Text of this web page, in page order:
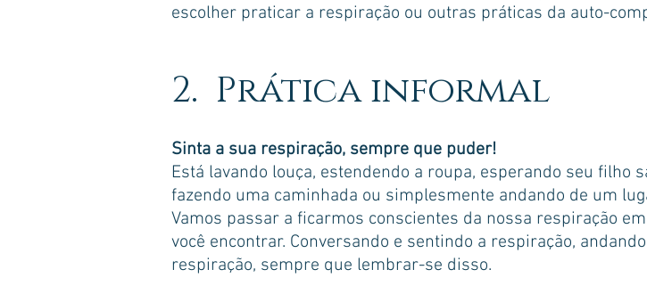
escolher praticar a respiração ou outras práticas da auto-
2. Prática informal
Sinta a sua respiração, sempre que puder!
Está lavando louça, estendendo a roupa, esperando seu filho
fazendo uma caminhada ou simplesmente andando de um
Vamos passar a ficarmos conscientes da nossa respiração
você encontrar. Conversando e sentindo a respiração,
respiração, sempre que lembrar-se disso.